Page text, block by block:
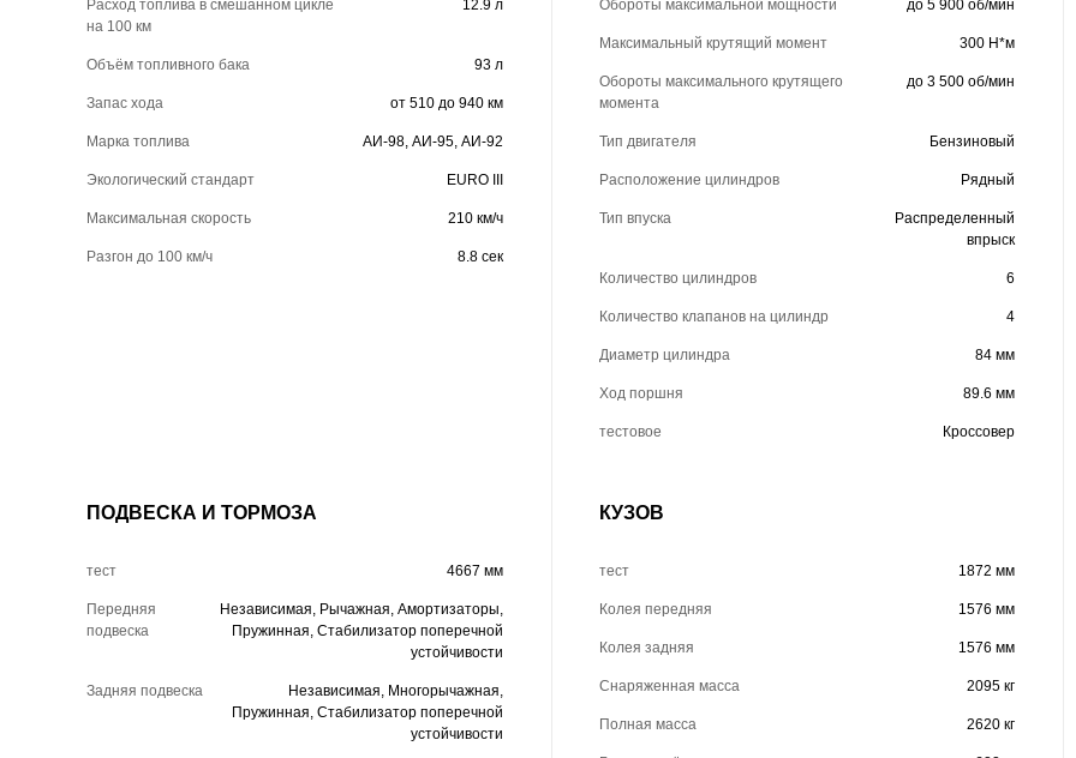
Расход топлива в смешанном цикле
на 100 км
12.9 л
Объём топливного бака 93 л
Запас хода от 510 до 940 км
Марка топлива АИ-98, АИ-95, АИ-92
Экологический стандарт EURO III
Максимальная скорость 210 км/ч
Разгон до 100 км/ч 8.8 сек
Обороты максимальной мощности до 5 900 об/мин
Максимальный крутящий момент 300 Н*м
Обороты максимального крутящего
момента
до 3 500 об/мин
Тип двигателя Бензиновый
Расположение цилиндров Рядный
Тип впуска
Распределенный
впрыск
Количество цилиндров 6
Количество клапанов на цилиндр 4
Диаметр цилиндра 84 мм
Ход поршня 89.6 мм
тестовое Кроссовер
ПОДВЕСКА И ТОРМОЗА
тест 4667 мм
Передняя
подвеска
Независимая, Рычажная, Амортизаторы,
Пружинная, Стабилизатор поперечной
устойчивости
Задняя подвеска
Независимая, Многорычажная,
Пружинная, Стабилизатор поперечной
устойчивости
КУЗОВ
тест 1872 мм
Колея передняя 1576 мм
Колея задняя 1576 мм
Снаряженная масса 2095 кг
Полная масса 2620 кг